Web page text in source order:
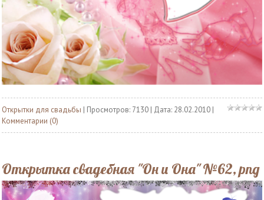
Открытки для свадьбы | Просмотров: 7130 | Дата: 28.02.2010 |
Комментарии (0)
Открытка свадебная "Он и Она" №62, png